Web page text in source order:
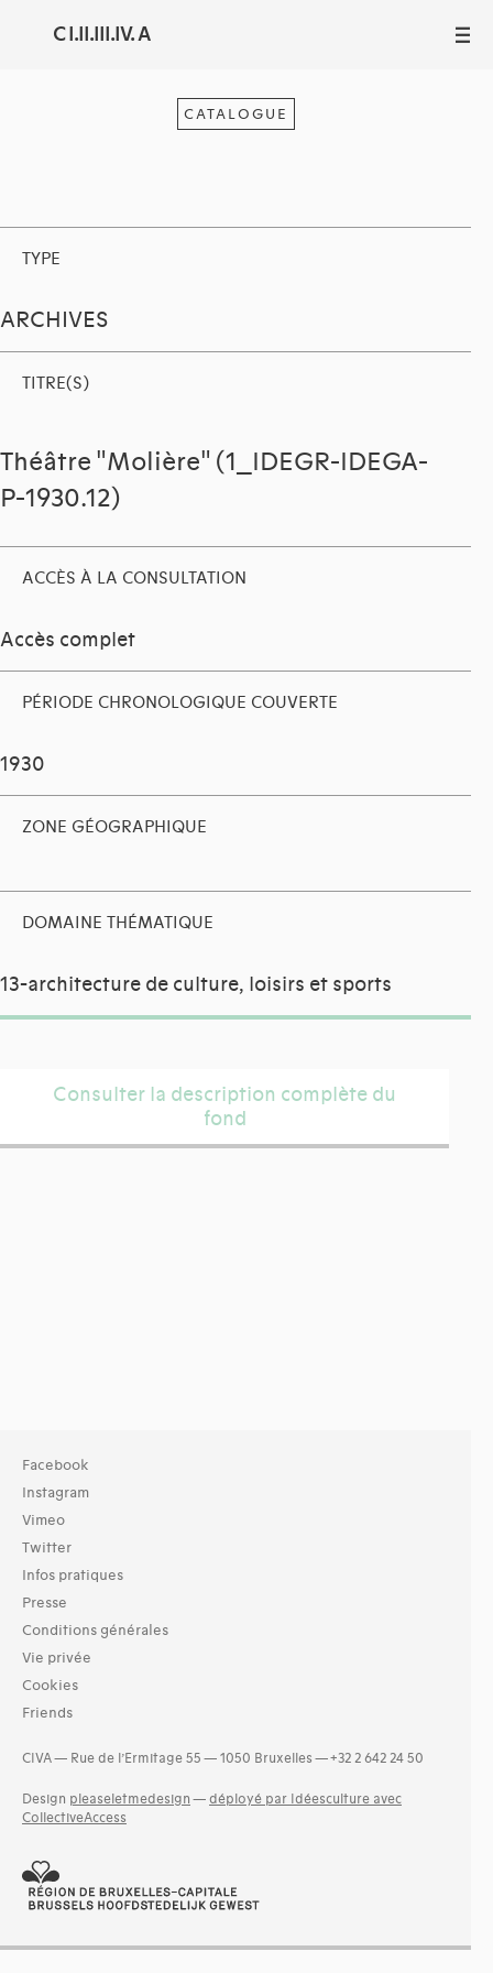
C I.II.III.IV. A III
CATALOGUE
TYPE
ARCHIVES
TITRE(S)
Théâtre "Molière" (1_IDEGR-IDEGA-
P-1930.12)
ACCÈS À LA CONSULTATION
Accès complet
PÉRIODE CHRONOLOGIQUE COUVERTE
1930
ZONE GÉOGRAPHIQUE
DOMAINE THÉMATIQUE
13-architecture de culture, loisirs et sports
Consulter la description complète du
fond
Facebook
Instagram
Vimeo
Twitter
Infos pratiques
Presse
Conditions générales
Vie privée
Cookies
Friends
CIVA — Rue de l’Ermitage 55 — 1050 Bruxelles — +32 2 642 24 50
Design pleaseletmedesign — déployé par Idéesculture avec
CollectiveAccess